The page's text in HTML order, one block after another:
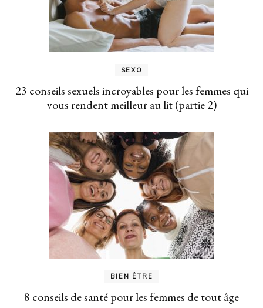
SEXO
23 conseils sexuels incroyables pour les femmes qui
vous rendent meilleur au lit (partie 2)
BIEN ÊTRE
8 conseils de santé pour les femmes de tout âge